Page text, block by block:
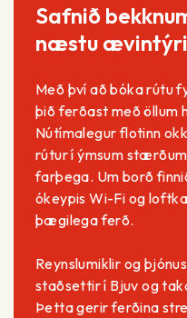
Safnið
næstu
Með því að bóka rútu
þið ferðast með öllum
Nútímalegur flotinn
rútur í ýmsum
farþega. Um borð
ókeypis Wi-Fi og
þægilega ferð.
Reynslumiklir og
staðsettir í Bjuv og
Þetta gerir ferðina